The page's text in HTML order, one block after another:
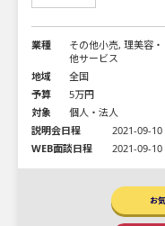
業種
その他小売, 理美容
他サービス
地域
全国
予算
5万円
対象
個人・法人
説明会日程
2021-09-10
WEB面談日程
2021-09-10
お